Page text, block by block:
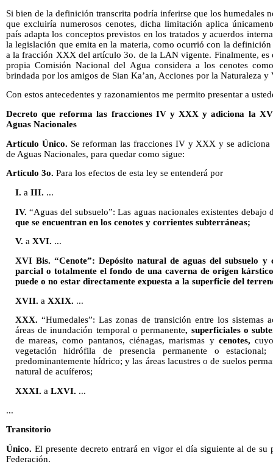
Si bien de la definición transcrita podría inferirse que los humedales
que excluiría numerosos cenotes, dicha limitación aplica
país adapta los conceptos previstos en los tratados y acuerdos
la legislación que emita en la materia, como ocurrió con la
a la fracción XXX del artículo 3o. de la LAN vigente. Finalmente, es
propia Comisión Nacional del Agua considera a los cenotes
brindada por los amigos de Sian Ka’an, Acciones por la Naturaleza y
Con estos antecedentes y razonamientos me permito presentar a
Decreto que reforma las fracciones IV y XXX y adiciona la
Aguas Nacionales
Artículo Único. Se reforman las fracciones IV y XXX y se
de Aguas Nacionales, para quedar como sigue:
Artículo 3o. Para los efectos de esta ley se entenderá por
I. a III. ...
IV. “Aguas del subsuelo”: Las aguas nacionales existentes debajo
que se encuentran en los cenotes y corrientes subterráneas;
V. a XVI. ...
XVI Bis. “Cenote”: Depósito natural de aguas del subsuelo y
parcial o totalmente el fondo de una caverna de origen
puede o no estar directamente expuesta a la superficie del
XVII. a XXIX. ...
XXX. “Humedales”: Las zonas de transición entre los sistemas
áreas de inundación temporal o permanente, superficiales o
de mareas, como pantanos, ciénagas, marismas ycenotes,
vegetación hidrófila de presencia permanente o
predominantemente hídrico; y las áreas lacustres o de suelos
natural de acuíferos;
XXXI. a LXVI. ...
...
Transitorio
Único. El presente decreto entrará en vigor el día siguiente al de
Federación.